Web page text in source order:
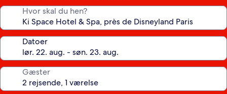
Hvor skal du hen?
Datoer
Gæster